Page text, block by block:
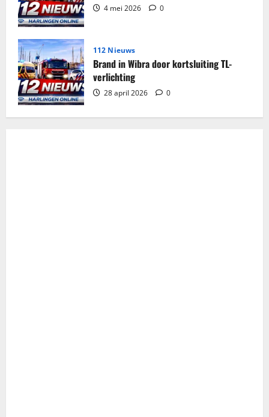
4 mei 2026 0
112 Nieuws
Brand in Wibra door kortsluiting TL-
verlichting
28 april 2026 0